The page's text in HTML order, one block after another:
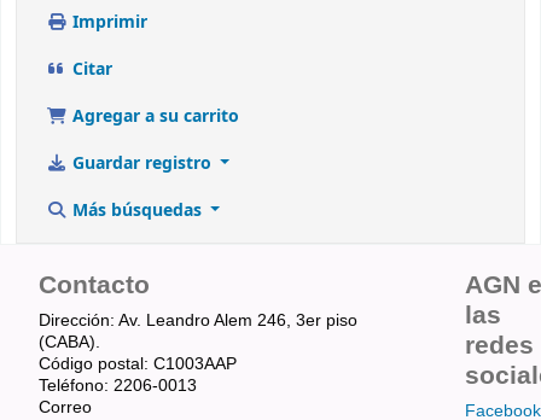
Imprimir
Citar
Agregar a su carrito
Guardar registro
Más búsquedas
Contacto
Dirección: Av. Leandro Alem 246, 3er piso
(CABA).
Código postal: C1003AAP
Teléfono: 2206-0013
Correo
AGN
las
redes
Facebook